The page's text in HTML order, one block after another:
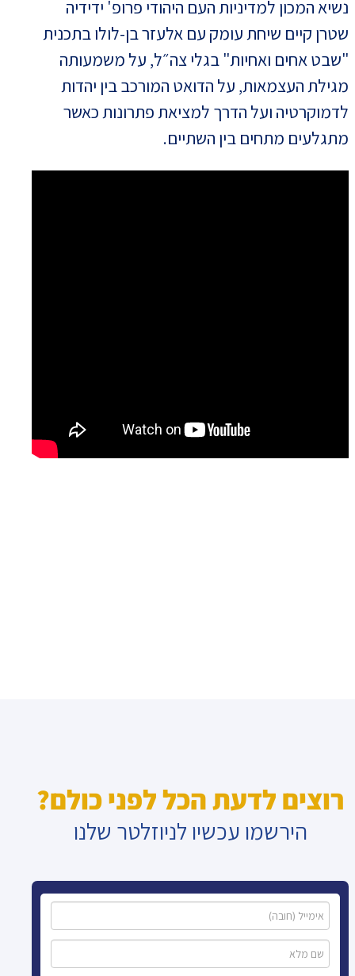
נשיא המכון למדיניות העם היהודי פרופ' ידידיה
שטרן קיים שיחת עומק עם אלעזר בן-לולו בתכנית
"שבט אחים ואחיות" בגלי צה״ל, על משמעותה
מגילת העצמאות, על הדואט המורכב בין יהדות
לדמוקרטיה ועל הדרך למציאת פתרונות כאשר
מתגלעים מתחים בין השתיים.
רוצים לדעת הכל לפני כולם?
הירשמו עכשיו לניוזלטר שלנו